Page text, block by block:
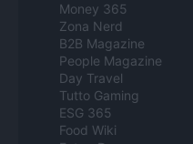
Money 365
Zona Nerd
B2B Magazine
People Magazine
Day Travel
Tutto Gaming
ESG 365
Food Wiki